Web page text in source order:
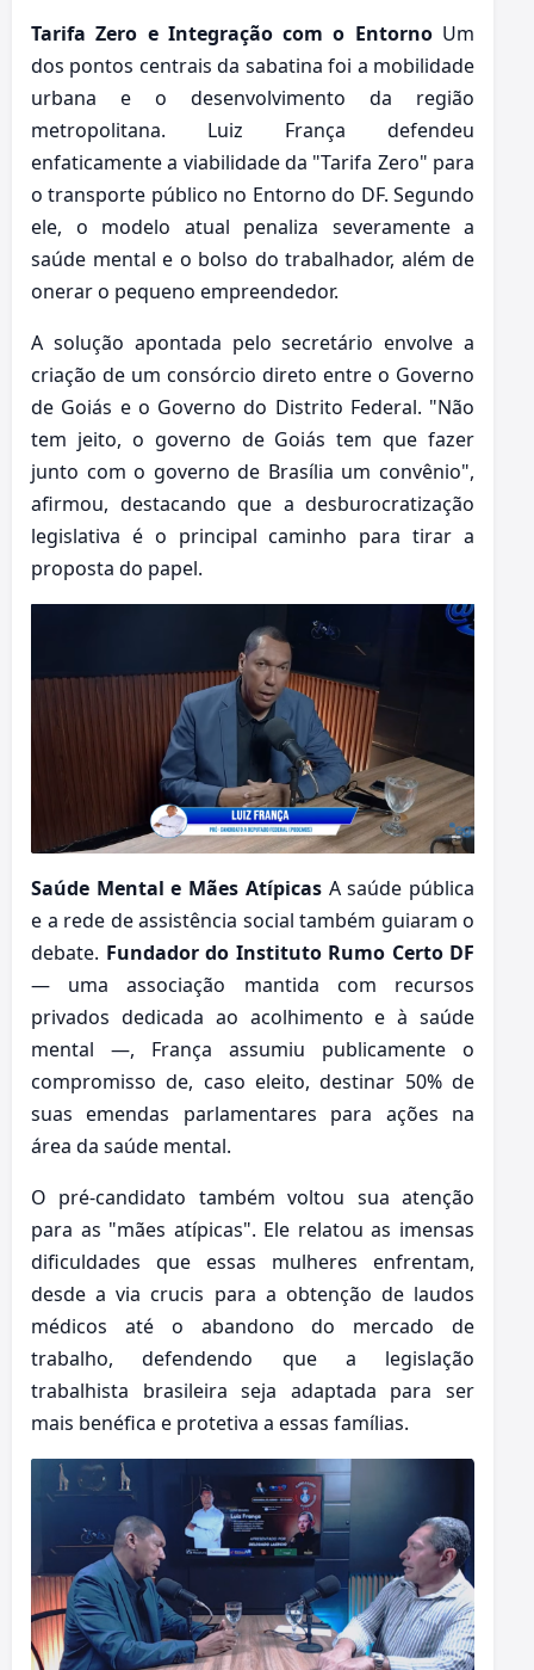
Tarifa Zero e Integração com o EntornoUm
dos pontos centrais da sabatina foi a mobilidade
urbana e o desenvolvimento da região
metropolitana. Luiz França defendeu
enfaticamente a viabilidade da "Tarifa Zero" para
o transporte público no Entorno do DF. Segundo
ele, o modelo atual penaliza severamente a
saúde mental e o bolso do trabalhador, além de
onerar o pequeno empreendedor.
A solução apontada pelo secretário envolve a
criação de um consórcio direto entre o Governo
de Goiás e o Governo do Distrito Federal. "Não
tem jeito, o governo de Goiás tem que fazer
junto com o governo de Brasília um convênio",
afirmou, destacando que a desburocratização
legislativa é o principal caminho para tirar a
proposta do papel.
Saúde Mental e Mães AtípicasA saúde pública
e a rede de assistência social também guiaram o
debate. Fundador do Instituto Rumo Certo DF
— uma associação mantida com recursos
privados dedicada ao acolhimento e à saúde
mental —, França assumiu publicamente o
compromisso de, caso eleito, destinar 50% de
suas emendas parlamentares para ações na
área da saúde mental.
O pré-candidato também voltou sua atenção
para as "mães atípicas". Ele relatou as imensas
dificuldades que essas mulheres enfrentam,
desde a via crucis para a obtenção de laudos
médicos até o abandono do mercado de
trabalho, defendendo que a legislação
trabalhista brasileira seja adaptada para ser
mais benéfica e protetiva a essas famílias.